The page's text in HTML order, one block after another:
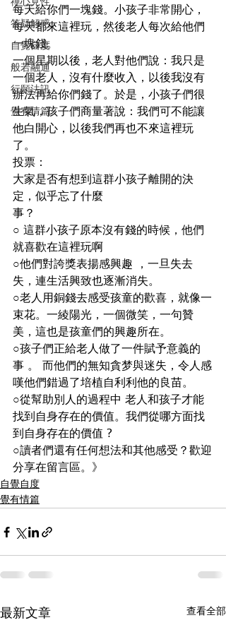
禪心見性
答疑解惑
自覺自度
般若融通
行願法訊
覺有情篇
每天給你們一塊錢。小孩子非常開心，
每天都來這裡玩，然後老人每次給他們
一塊錢。
一個星期以後，老人對他們說：我只是
一個老人，沒有什麼收入，以後我沒有
辦法再給你們錢了。於是，小孩子們很
生氣，孩子們商量著說：我們可不能讓
他白開心，以後我們再也不來這裡玩
了。
投票：
大家是否有想到這群小孩子離開的決
定，似乎忘了什麼
事？
○ 這群小孩子原本沒有錢的時候，他們
就喜歡在這裡玩啊
○他們對誇獎表揚感興趣 ，一旦失去
失，連生活興致也逐漸消失。
○老人用銅錢去感受孩童的歡喜，就像一
束花。一綾陽光，一個微笑，一句贊
美，這也是孩童們的興趣所在。
○孩子們正給老人做了一件賦予意義的
事 。 而他們的無知貪梦與迷失，令人感
嘆他們錯過了培植自利利他的良苗。
○從幫助別人的過程中 老人和孩子才能
找到自身存在的價值。我們從哪方面找
到自身存在的價值 ?
○讀者們還有任何想法和其他感受？歡迎
分享在留言區。》
自覺自度
覺有情篇
最新文章 查看全部